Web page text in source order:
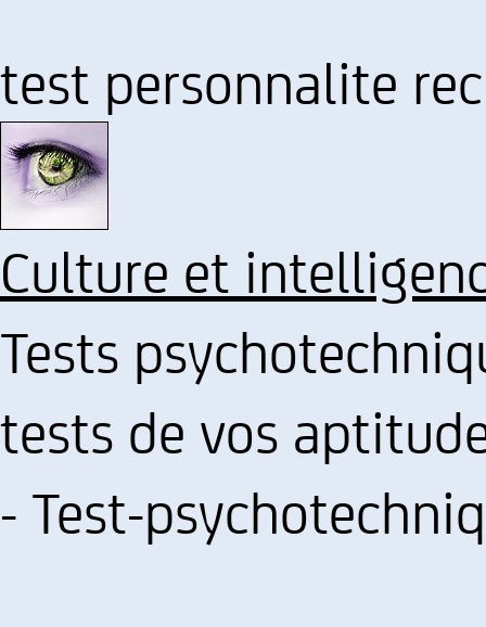
test personnalite
Culture et
Tests
tests de vos
- Test-